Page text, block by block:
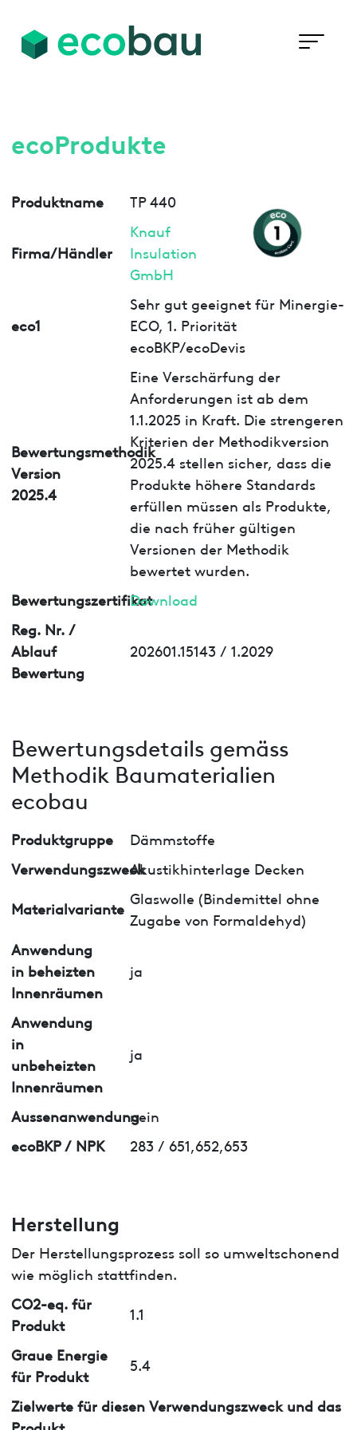
ecoProdukte
Produktname TP 440
Firma/Händler
Knauf
Insulation
GmbH
eco1
Sehr gut geeignet für Minergie-
ECO, 1. Priorität
ecoBKP/ecoDevis
Bewertungsmethodik
Version
2025.4
Eine Verschärfung der
Anforderungen ist ab dem
1.1.2025 in Kraft. Die strengeren
Kriterien der Methodikversion
2025.4 stellen sicher, dass die
Produkte höhere Standards
erfüllen müssen als Produkte,
die nach früher gültigen
Versionen der Methodik
bewertet wurden.
BewertungszertifikatDownload
Reg. Nr. /
Ablauf
Bewertung
202601.15143 / 1.2029
Bewertungsdetails gemäss
Methodik Baumaterialien
ecobau
Produktgruppe
Dämmstoffe
VerwendungszweckAkustikhinterlage Decken
Materialvariante
Glaswolle (Bindemittel ohne
Zugabe von Formaldehyd)
Anwendung
in beheizten
Innenräumen
ja
Anwendung
in
unbeheizten
Innenräumen
ja
Aussenanwendungnein
ecoBKP / NPK
283 / 651,652,653
Herstellung
Der Herstellungsprozess soll so umweltschonend
wie möglich stattfinden.
CO2-eq. für
Produkt
1.1
Graue Energie
für Produkt
5.4
Zielwerte für diesen Verwendungszweck und das